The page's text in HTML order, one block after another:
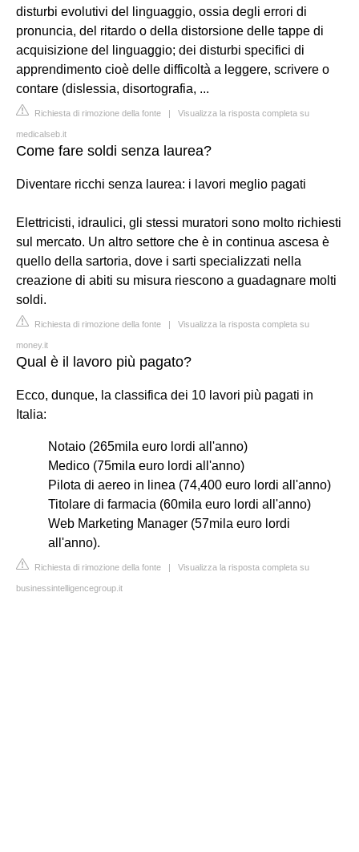
disturbi evolutivi del linguaggio, ossia degli errori di
pronuncia, del ritardo o della distorsione delle tappe di
acquisizione del linguaggio; dei disturbi specifici di
apprendimento cioè delle difficoltà a leggere, scrivere o
contare (dislessia, disortografia, ...
Richiesta di rimozione della fonte | Visualizza la risposta completa su
medicalseb.it
Come fare soldi senza laurea?
Diventare ricchi senza laurea: i lavori meglio pagati
Elettricisti, idraulici, gli stessi muratori sono molto richiesti
sul mercato. Un altro settore che è in continua ascesa è
quello della sartoria, dove i sarti specializzati nella
creazione di abiti su misura riescono a guadagnare molti
soldi.
Richiesta di rimozione della fonte | Visualizza la risposta completa su
money.it
Qual è il lavoro più pagato?
Ecco, dunque, la classifica dei 10 lavori più pagati in
Italia:
Notaio (265mila euro lordi all'anno)
Medico (75mila euro lordi all'anno)
Pilota di aereo in linea (74,400 euro lordi all'anno)
Titolare di farmacia (60mila euro lordi all'anno)
Web Marketing Manager (57mila euro lordi
all'anno).
Richiesta di rimozione della fonte | Visualizza la risposta completa su
businessintelligencegroup.it